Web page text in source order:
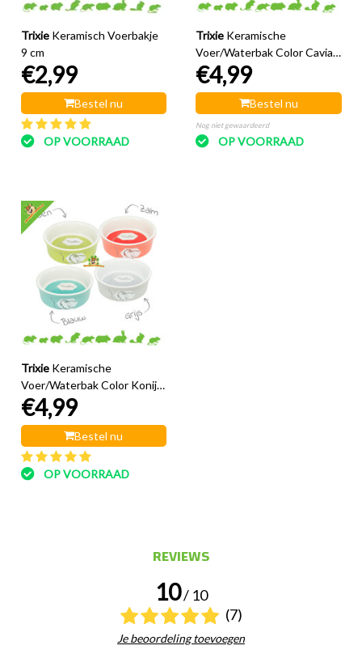
Trixie Keramisch Voerbakje
9 cm
€2,99
Bestel nu
OP VOORRAAD
Trixie Keramische
Voer/Waterbak Color Cavia
11 cm
€4,99
Bestel nu
Nog niet gewaardeerd
OP VOORRAAD
Trixie Keramische
Voer/Waterbak Color Konijn
11 cm
€4,99
Bestel nu
OP VOORRAAD
REVIEWS
10/ 10
(7)
Je beoordeling toevoegen